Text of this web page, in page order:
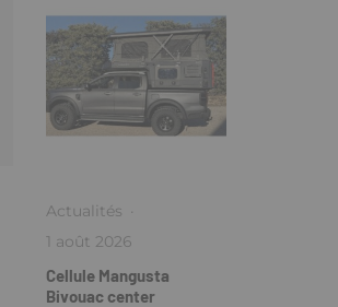
Actualités ·
1 août 2026
Cellule Mangusta
Bivouac center